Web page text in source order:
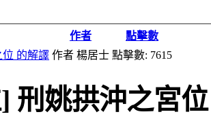
作者
點擊數
的解譯 作者 楊居士 點擊數: 7615
刑姚拱沖之宮位